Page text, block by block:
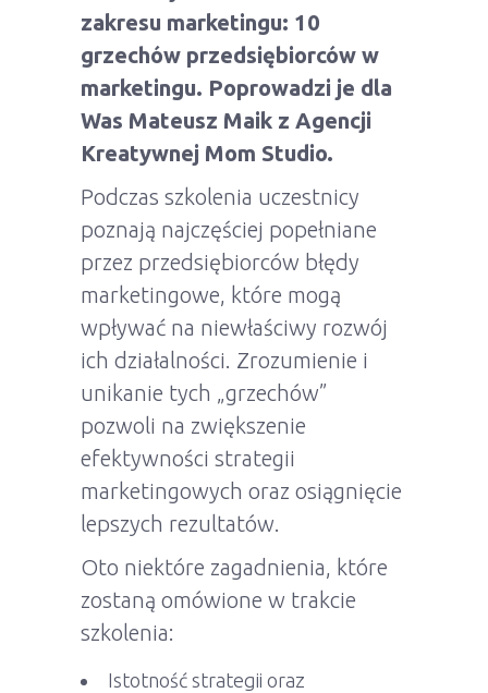
zakresu marketingu: 10
grzechów przedsiębiorców w
marketingu. Poprowadzi je dla
Was Mateusz Maik z Agencji
Kreatywnej Mom Studio.
Podczas szkolenia uczestnicy
poznają najczęściej popełniane
przez przedsiębiorców błędy
marketingowe, które mogą
wpływać na niewłaściwy rozwój
ich działalności. Zrozumienie i
unikanie tych „grzechów”
pozwoli na zwiększenie
efektywności strategii
marketingowych oraz osiągnięcie
lepszych rezultatów.
Oto niektóre zagadnienia, które
zostaną omówione w trakcie
szkolenia:
Istotność strategii oraz